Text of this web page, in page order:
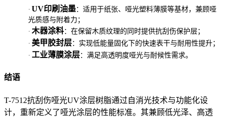
· UV印刷油墨：适用于纸张、哑光塑料薄膜等基材，兼顾哑
光质感与附着力；
· 木器涂料：在保留木质纹理的同时提供抗刮伤保护层；
· 美甲胶封层：实现低能量固化下的快速表干与耐用性提升；
· 工业薄膜涂层：满足高透明度哑光与耐候性需求。
结语
T-7512抗刮伤哑光UV涂层树脂通过自消光技术与功能化设
计，重新定义了哑光涂层的性能标准。其兼顾低光泽、高透